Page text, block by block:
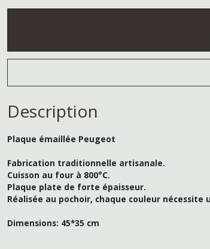
Description
Plaque émaillée Peugeot
Fabrication traditionnelle artisanale.
Cuisson au four à 800°C.
Plaque plate de forte épaisseur.
Réalisée au pochoir, chaque couleur nécessite
Dimensions: 45*35 cm